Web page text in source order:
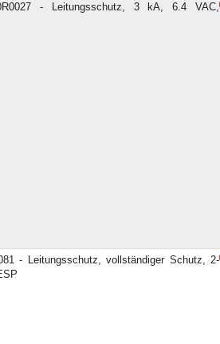
- Leitungsschutz, 3 kA, 6.4 VAC,
- Leitungsschutz, vollständiger Schutz, 2-